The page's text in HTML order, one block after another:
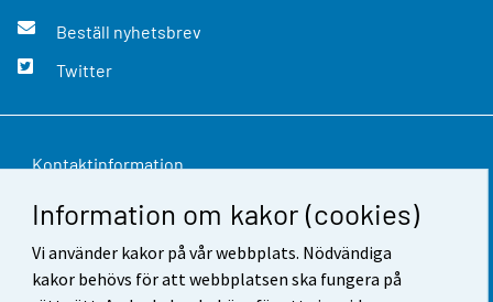
Information om kakor (cookies)
Vi använder kakor på vår webbplats. Nödvändiga
kakor behövs för att webbplatsen ska fungera på
Beställ nyhetsbrev
Twitter
Kontaktinformation
Respons
Användarvillkor
Dataskydd